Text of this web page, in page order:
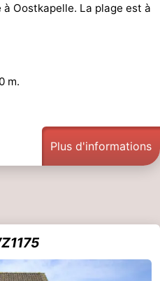
Oostkapelle. La plage est à
m.
Plus d'informations